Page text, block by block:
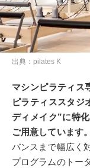
出典：pilates K
マシンピラティス
ピラティススタジ
ディメイク”に特
ご用意しています。
バンスまで幅広く
プログラムのトー